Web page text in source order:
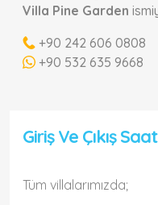
Villa Pine Garden
+90 242 606 0808
+90 532 635 9668
Giriş Ve Çıkış
Tüm villalarımızda;